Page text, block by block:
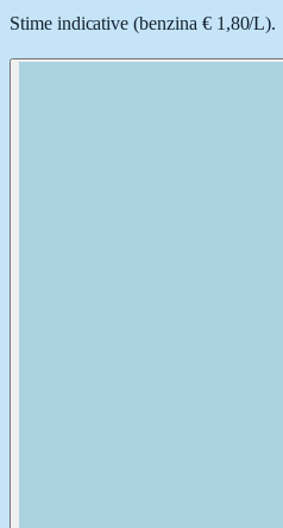
Stime indicative (benzina € 1,80/L).